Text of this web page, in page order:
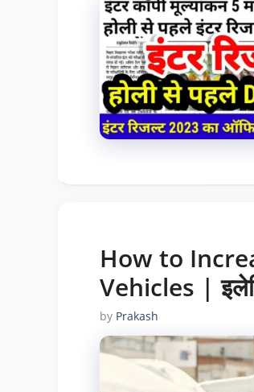
How to
Vehicles |
by Prakash